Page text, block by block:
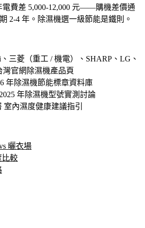
電費差 5,000-12,000 元——購機差價通
2-4 年 。除濕機選一級節能是鐵則 。
、三菱（重工 / 機電）、SHARP、LG、
灣官網除濕機產品頁
年除濕機節能標章資料庫
年除濕機型號實測討論
室內濕度健康建議指引
曬衣場
比較